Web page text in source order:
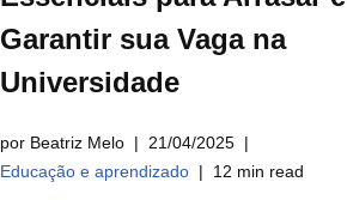
Garantir sua Vaga na
Universidade
por Beatriz Melo
21/04/2025
Educação e aprendizado
12 min read